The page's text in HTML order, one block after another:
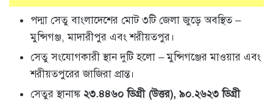
পদ্মা সেতু বাংলাদেশের মোট ৩টি জেলা জুড়ে অবস্থিত –
মুন্সিগঞ্জ, মাদারীপুর এবং শরীয়তপুর।
সেতু সংযোগকারী স্থান দুটি হলো – মুন্সিগঞ্জের মাওয়ার এবং
শরীয়তপুরের জাজিরা প্রান্ত।
সেতুর স্থানাঙ্ক ২৩.৪৪৬০ ডিগ্রী (উত্তর), ৯০.২৬২৩ ডিগ্রী